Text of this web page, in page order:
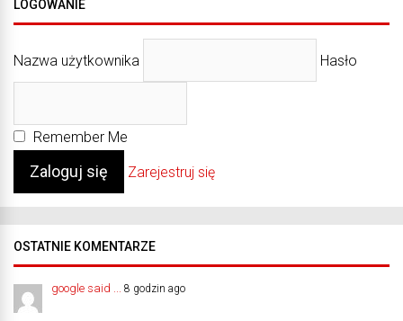
LOGOWANIE
Nazwa użytkownika Hasło
Remember Me
Zarejestruj się
OSTATNIE KOMENTARZE
google said ... 8 godzin ago